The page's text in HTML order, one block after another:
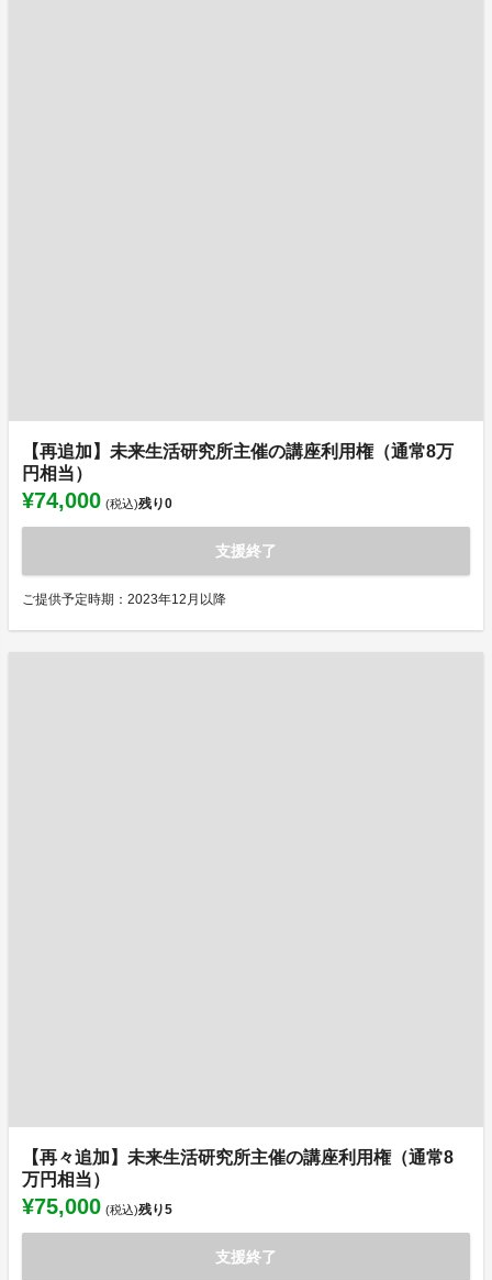
【再追加】未来生活研究所主催の講座利用権（通常8万
円相当）
¥74,000 (税込)残り0
支援終了
ご提供予定時期：2023年12月以降
【再々追加】未来生活研究所主催の講座利用権（通常8
万円相当）
¥75,000 (税込)残り5
支援終了